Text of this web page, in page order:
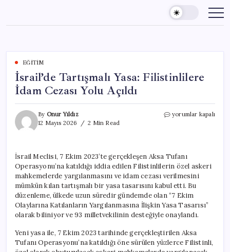
content
EĞITIM
İsrail’de Tartışmalı Yasa: Filistinlilere
İdam Cezası Yolu Açıldı
By Onur Yıldız
12 Mayıs 2026
2 Min Read
İsrail’de
Cezası
Yolu
Açıldı
için
yorumlar kapalı
İsrail Meclisi, 7 Ekim 2023’te gerçekleşen Aksa Tufanı
Operasyonu’na katıldığı iddia edilen Filistinlilerin özel askeri
mahkemelerde yargılanmasını ve idam cezası verilmesini
mümkün kılan tartışmalı bir yasa tasarısını kabul etti. Bu
düzenleme, ülkede uzun süredir gündemde olan “7 Ekim
Olaylarına Katılanların Yargılanmasına İlişkin Yasa Tasarısı”
olarak biliniyor ve 93 milletvekilinin desteğiyle onaylandı.
Yeni yasa ile, 7 Ekim 2023 tarihinde gerçekleştirilen Aksa
Tufanı Operasyonu’na katıldığı öne sürülen yüzlerce Filistinli,